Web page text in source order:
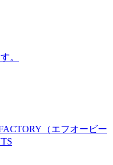
。
（エフオービー